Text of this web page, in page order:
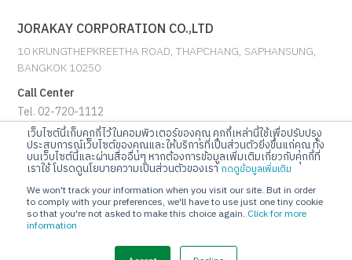
เว็บไซต์นี้เก็บคุกกี้ไว้ในคอมพิวเตอร์ของคุณ คุกกี้เหล่านี้ใช้เพื่อปรับปรุง
ประสบการณ์เว็บไซต์ของคุณและให้บริการที่เป็นส่วนตัวยิ่งขึ้นแก่คุณ ทั้ง
บนเว็บไซต์นี้และผ่านสื่ออื่นๆ หากต้องการข้อมูลเพิ่มเติมเกี่ยวกับคุกกี้ที่
เราใช้ โปรดดูนโยบายความเป็นส่วนตัวของเรากดดูข้อมูลเพิ่มเติม
We won't track your information when you visit our site. But in order
to comply with your preferences, we'll have to use just one tiny cookie
so that you're not asked to make this choice again. Click for more
information
JORAKAY CORPORATION CO.,LTD
10 KRUNGTHEPKREETHA ROAD, THAPCHANG, SAPHANSUNG,
BANGKOK 10250
Call Center
Tel. 02-720-1112
E-mail
info@jorakay.co.th
Social